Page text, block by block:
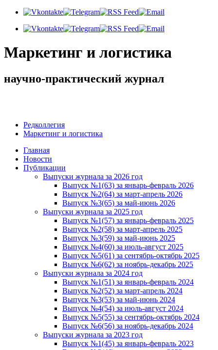
Маркетинг и логистика
научно-практический журнал
Редколлегия
Маркетинг и логистика
Главная
Новости
Публикации
Выпуски журнала за 2026 год
Выпуск №1(63) за январь-февраль 2026
Выпуск №2(64) за март-апрель 2026
Выпуск №3(65) за май-июнь 2026
Выпуски журнала за 2025 год
Выпуск №1(57) за январь-февраль 2025
Выпуск №2(58) за март-апрель 2025
Выпуск №3(59) за май-июнь 2025
Выпуск №4(60) за июль-август 2025
Выпуск №5(61) за сентябрь-октябрь 2025
Выпуск №6(62) за ноябрь-декабрь 2025
Выпуски журнала за 2024 год
Выпуск №1(51) за январь-февраль 2024
Выпуск №2(52) за март-апрель 2024
Выпуск №3(53) за май-июнь 2024
Выпуск №4(54) за июль-август 2024
Выпуск №5(55) за сентябрь-октябрь 2024
Выпуск №6(56) за ноябрь-декабрь 2024
Выпуски журнала за 2023 год
Выпуск №1(45) за январь-февраль 2023